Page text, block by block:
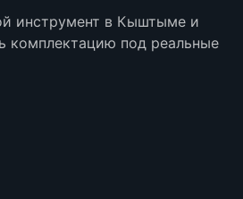
инструмент в Кыштыме и
комплектацию под реальные